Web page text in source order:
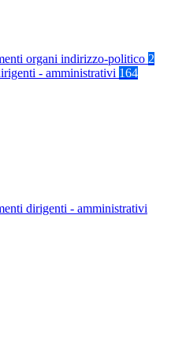
organi indirizzo-politico 2
- amministrativi 164
dirigenti - amministrativi